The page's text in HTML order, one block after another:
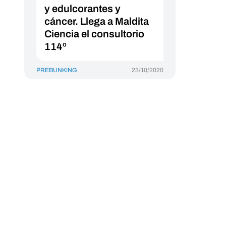
y edulcorantes y
cáncer. Llega a Maldita
Ciencia el consultorio
114º
PREBUNKING 23/10/2020